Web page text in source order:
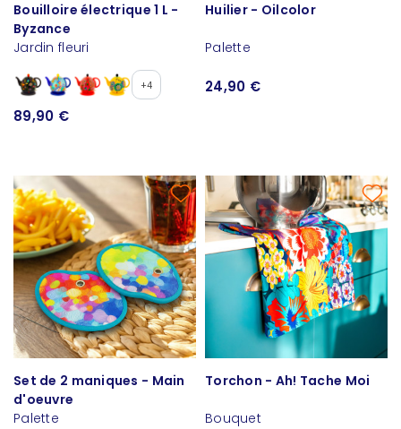
Bouilloire électrique 1 L -
Byzance
Jardin fleuri
+4
89,90 €
Huilier - Oilcolor
Palette
24,90 €
Set de 2 maniques - Main
d'oeuvre
Palette
Torchon - Ah! Tache Moi
Bouquet